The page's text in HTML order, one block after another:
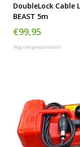
DoubleLock Cable
BEAST 5m
€99,95
Nog niet gewaardeerd